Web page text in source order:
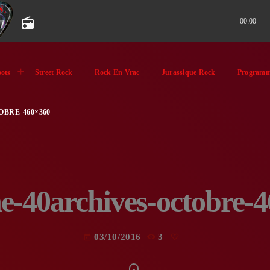
radio 00:00
Street Rock Rock En Vrac Jurassique Rock
460×360
40archives-octobre-
03/10/2016 3